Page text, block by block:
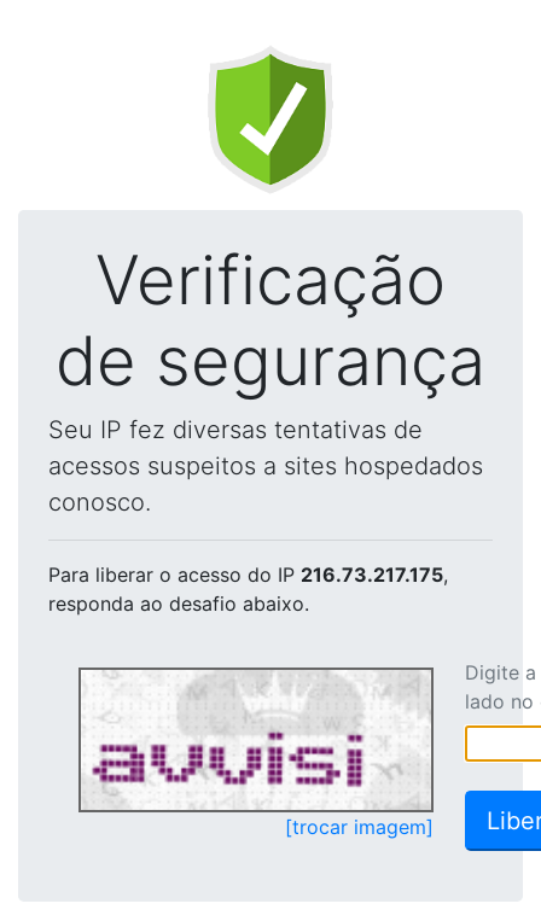
Verificação
de segurança
Seu IP fez diversas tentativas de
acessos suspeitos a sites hospedados
conosco.
Para liberar o acesso do IP 216.73.217.175,
responda ao desafio abaixo.
[trocar imagem]
Digite
lado no